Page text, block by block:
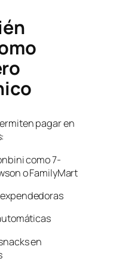
pagar en
como 7-
o FamilyMart
en